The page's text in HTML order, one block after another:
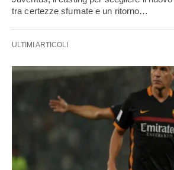
tra certezze sfumate e un ritorno…
ULTIMI ARTICOLI